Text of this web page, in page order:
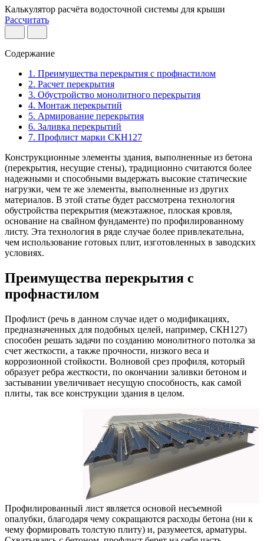
Калькулятор расчёта водосточной системы для крыши
Рассчитать
Содержание
1. Преимущества перекрытия с профнастилом
2. Расчет перекрытия
3. Обустройство монолитного перекрытия
4. Монтаж перекрытий
5. Армирование перекрытия
6. Заливка перекрытий
7. Профлист марки СКН127
Конструкционные элементы здания, выполненные из бетона
(перекрытия, несущие стены), традиционно считаются более
надежными и способными выдержать высокие статические
нагрузки, чем те же элементы, выполненные из других
материалов. В этой статье будет рассмотрена технология
обустройства перекрытия (межэтажное, плоская кровля,
основание на свайном фундаменте) по профилированному
листу. Эта технология в ряде случае более привлекательна,
чем использование готовых плит, изготовленных в заводских
условиях.
Преимущества перекрытия с
профнастилом
Профлист (речь в данном случае идет о модификациях,
предназначенных для подобных целей, например, СКН127)
способен решать задачи по созданию монолитного потолка за
счет жесткости, а также прочности, низкого веса и
коррозионной стойкости. Волновой срез профиля, который
образует ребра жесткости, по окончании заливки бетоном и
застывании увеличивает несущую способность, как самой
плиты, так все конструкции здания в целом.
Профилированный лист является основой несъемной
опалубки, благодаря чему сокращаются расходы бетона (ни к
чему формировать толстую плиту) и, разумеется, арматуры.